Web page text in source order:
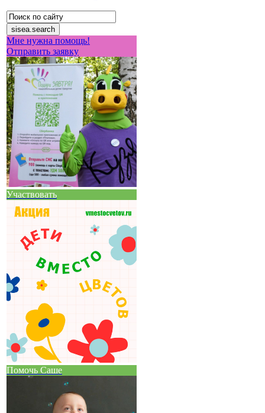
Мне нужна помощь!
Отправить заявку
Участвовать
Помочь Саше